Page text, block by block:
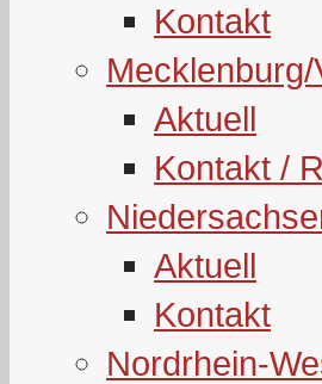
Kontakt
Aktuell
Kontakt /
Aktuell
Kontakt
Nordrhein-